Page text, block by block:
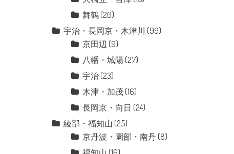
舞鶴 (20)
宇治・長岡京・木津川 (99)
京田辺 (9)
八幡・城陽 (27)
宇治 (23)
木津・加茂 (16)
長岡京・向日 (24)
綾部・福知山 (25)
京丹波・園部・南丹 (8)